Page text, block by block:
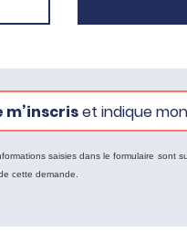
m’inscriset indique
saisies dans le formulaire sont
cette demande.